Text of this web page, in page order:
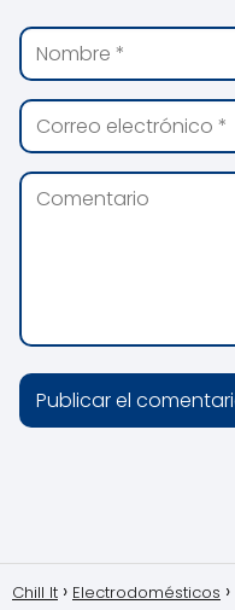
Chill It Electrodomésticos